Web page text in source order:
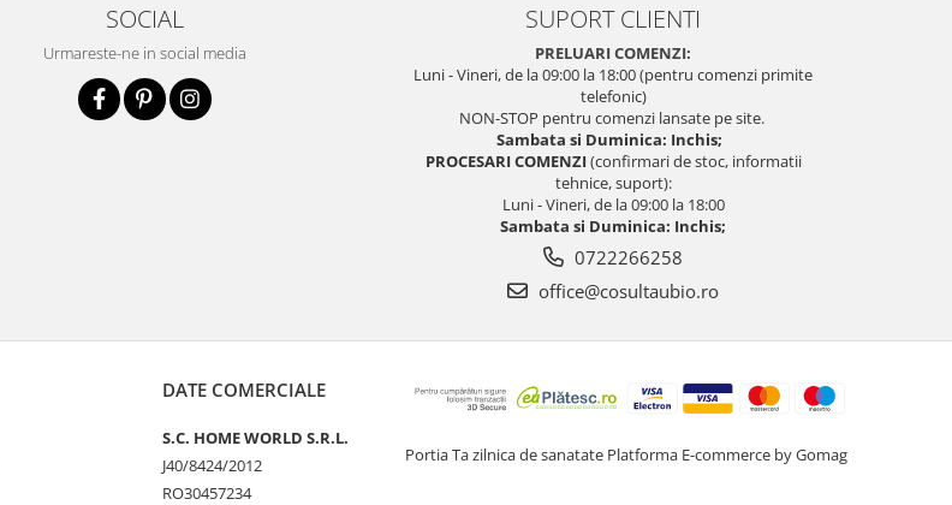
SOCIAL
Urmareste-ne in social media
SUPORT CLIENTI
PRELUARI COMENZI:
Luni - Vineri, de la 09:00 la 18:00 (pentru comenzi primite
telefonic)
NON-STOP pentru comenzi lansate pe site.
Sambata si Duminica: Inchis;
PROCESARI COMENZI(confirmari de stoc, informatii
tehnice, suport):
Luni - Vineri, de la 09:00 la 18:00
Sambata si Duminica: Inchis;
0722266258
office@cosultaubio.ro
DATE COMERCIALE
S.C. HOME WORLD S.R.L.
J40/8424/2012
RO30457234
Portia Ta zilnica de sanatate Platforma E-commerce by Gomag